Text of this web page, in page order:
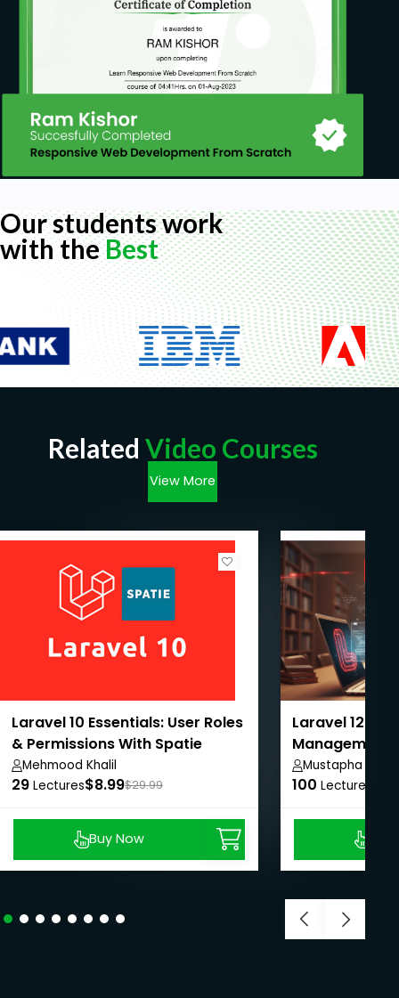
Our students work
with theBest
Related Video Courses
View More
Laravel 10 Essentials: User Roles
& Permissions With Spatie
Mehmood Khalil
29 Lectures$8.99$29.99
Buy Now
Laravel 12:
Management
From A-Z
Mustapha Jibril
100 Lectures